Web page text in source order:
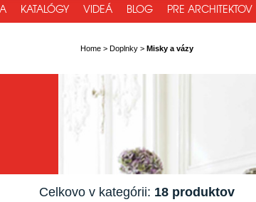
KATALÓGY VIDEÁ BLOG PRE ARCHITEKTOV
Home> Doplnky> Misky a vázy
Celkovo v kategórii: 18 produktov